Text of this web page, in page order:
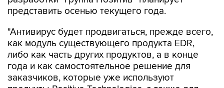
"Антивирус будет продвигаться, прежде всего,
либо как часть других продуктов, а в конце
года и как самостоятельное решение для
заказчиков, которые уже используют
продукты Positive Technologies, а также для
тех, кому необходим альтернативный источник